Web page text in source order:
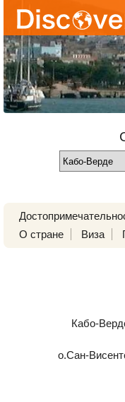
О стране
Виза
Кабо-
о.Сан-